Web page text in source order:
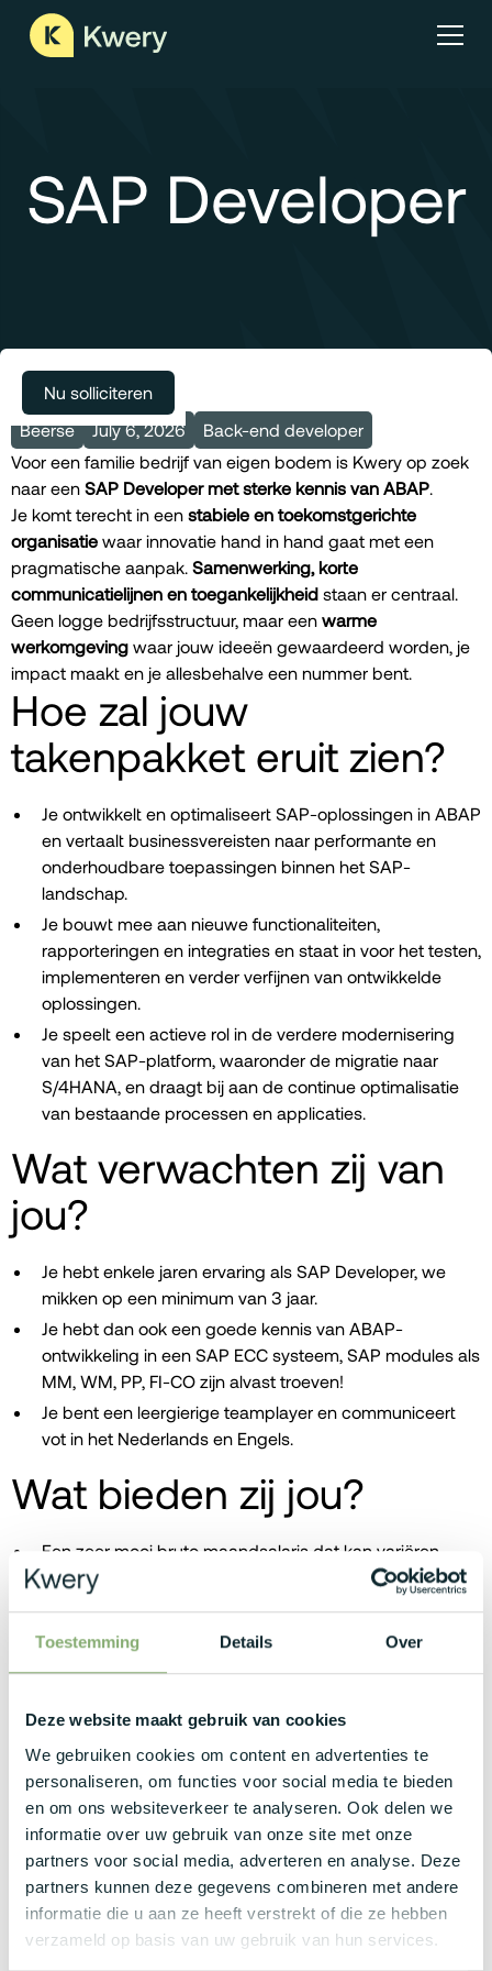
Toestemming Details Over
Deze website maakt gebruik van cookies
We gebruiken cookies om content en advertenties te
personaliseren, om functies voor social media te bieden
en om ons websiteverkeer te analyseren. Ook delen we
informatie over uw gebruik van onze site met onze
partners voor social media, adverteren en analyse. Deze
partners kunnen deze gegevens combineren met andere
informatie die u aan ze heeft verstrekt of die ze hebben
verzameld op basis van uw gebruik van hun services.
SAP Developer
Meer vacatures
Beerse July 6, 2026
Back-end developer
Voor een familie bedrijf van eigen bodem is Kwery op zoek
naar een SAP Developer met sterke kennis van ABAP.
Je komt terecht in een stabiele en toekomstgerichte
organisatie waar innovatie hand in hand gaat met een
pragmatische aanpak. Samenwerking, korte
communicatielijnen en toegankelijkheid staan er centraal.
Geen logge bedrijfsstructuur, maar een warme
werkomgeving waar jouw ideeën gewaardeerd worden, je
impact maakt en je allesbehalve een nummer bent.
Hoe zal jouw
takenpakket eruit zien?
Je ontwikkelt en optimaliseert SAP-oplossingen in ABAP
en vertaalt businessvereisten naar performante en
onderhoudbare toepassingen binnen het SAP-
landschap.
Je bouwt mee aan nieuwe functionaliteiten,
rapporteringen en integraties en staat in voor het testen,
implementeren en verder verfijnen van ontwikkelde
oplossingen.
Je speelt een actieve rol in de verdere modernisering
van het SAP-platform, waaronder de migratie naar
S/4HANA, en draagt bij aan de continue optimalisatie
van bestaande processen en applicaties.
Wat verwachten zij van
jou?
Je hebt enkele jaren ervaring als SAP Developer, we
mikken op een minimum van 3 jaar.
Je hebt dan ook een goede kennis van ABAP-
ontwikkeling in een SAP ECC systeem, SAP modules als
MM, WM, PP, FI-CO zijn alvast troeven!
Je bent een leergierige teamplayer en communiceert
vot in het Nederlands en Engels.
Wat bieden zij jou?
Een zeer mooi bruto maandsalaris dat kan variëren
tussen de €3.500 - €5.500, afhankelijk van je kennis en
Premium bedrijfswagen (waar je kan kiezen uit een
Geniet van een zeer voordelige groepsverzekering en
de Rolls Royce van hospitalisatieverzekeringen:
DKV. Daarnaast ook mooie extra's zoals
maaltijdcheques, netto-onkostenvergoedingen, GSM
en abonnement.
Een mooie work-life balance dankzij de mogelijkheid tot
2 dagen thuiswerk, 32 vakantiedagen en flexibele uren!
Je komt terecht in klein maar ervaren IT team waar
enorme collegialiteit heerst en kennisdeling centraal
Nu solliciteren